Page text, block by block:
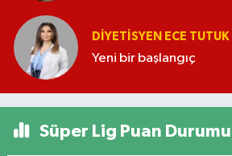
DIYETISYEN ECE TUTUK
Yeni bir başlangıç
Süper Lig Puan Durumu